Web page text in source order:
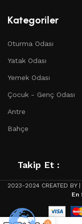
Bahçeniz veya
Çalışma Odası
çalışma alanınızı
Çocuk ve Genç
gençlerin hayal
dekoratif öğeler,
bornozlar gibi ev
Mutfak ve Banyo
estetik ve
Ofis Mobilyaları:
alanınızı konforla
Kategoriler
Oturma Odası
Yatak Odası
Yemek Odası
Çocuk - Genç Odası
Antre
Bahçe
Takip Et :
2023-2024 CREATED BY |
En
0